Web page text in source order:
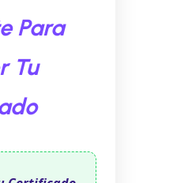
Para
Tu